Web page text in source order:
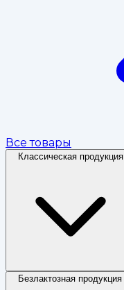
Все товары
Классическая продукция
Безлактозная продукция